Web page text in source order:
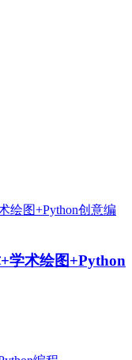
学术绘图+Python